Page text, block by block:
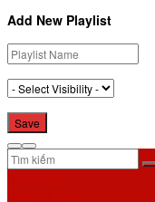
Add New Playlist